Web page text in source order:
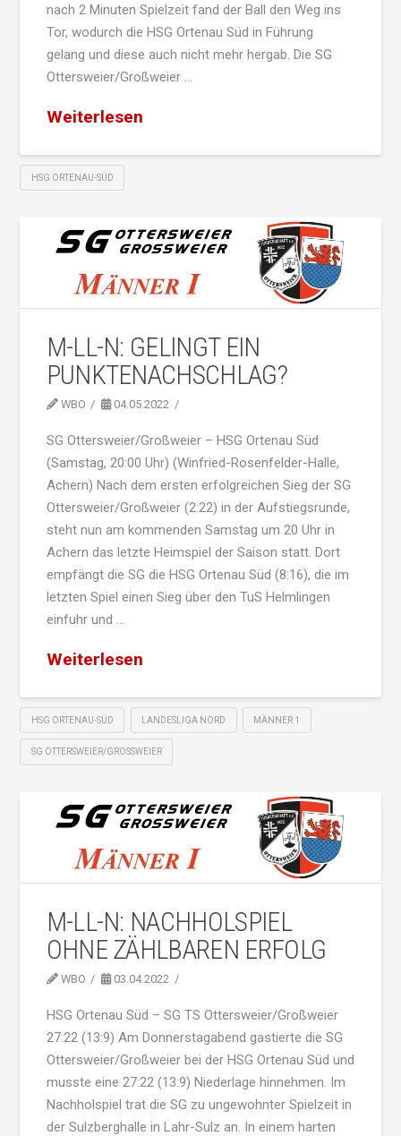
nach 2 Minuten Spielzeit fand der Ball den Weg ins
Tor, wodurch die HSG Ortenau Süd in Führung
gelang und diese auch nicht mehr hergab. Die SG
Ottersweier/Großweier …
Weiterlesen
HSG ORTENAU-SÜD
M-LL-N: GELINGT EIN
PUNKTENACHSCHLAG?
WBO 04.05.2022
SG Ottersweier/Großweier – HSG Ortenau Süd
(Samstag, 20:00 Uhr) (Winfried-Rosenfelder-Halle,
Achern) Nach dem ersten erfolgreichen Sieg der SG
Ottersweier/Großweier (2:22) in der Aufstiegsrunde,
steht nun am kommenden Samstag um 20 Uhr in
Achern das letzte Heimspiel der Saison statt. Dort
empfängt die SG die HSG Ortenau Süd (8:16), die im
letzten Spiel einen Sieg über den TuS Helmlingen
einfuhr und …
Weiterlesen
HSG ORTENAU-SÜD LANDESLIGA NORD MÄNNER 1
SG OTTERSWEIER/GROSSWEIER
M-LL-N: NACHHOLSPIEL
OHNE ZÄHLBAREN ERFOLG
WBO 03.04.2022
HSG Ortenau Süd – SG TS Ottersweier/Großweier
27:22 (13:9) Am Donnerstagabend gastierte die SG
Ottersweier/Großweier bei der HSG Ortenau Süd und
musste eine 27:22 (13:9) Niederlage hinnehmen. Im
Nachholspiel trat die SG zu ungewohnter Spielzeit in
der Sulzberghalle in Lahr-Sulz an. In einem harten